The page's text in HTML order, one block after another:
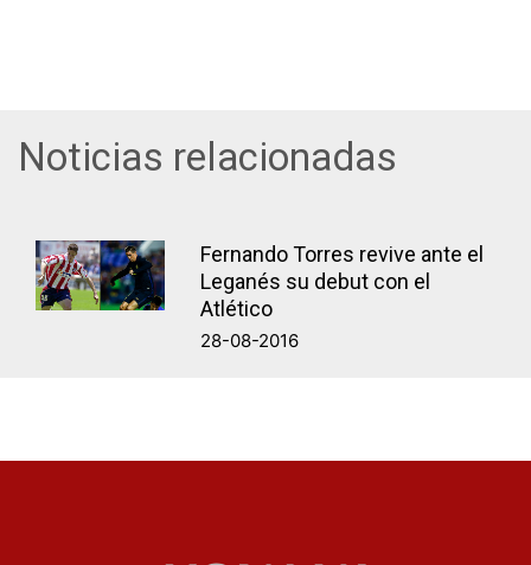
Noticias relacionadas
Fernando Torres revive ante el
Leganés su debut con el
Atlético
28-08-2016